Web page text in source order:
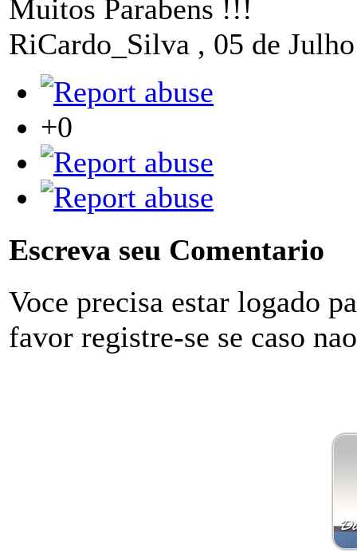
Muitos Parabens !!!
RiCardo_Silva , 05 de
+0
Escreva seu Comentario
Voce precisa estar logado
favor registre-se se caso